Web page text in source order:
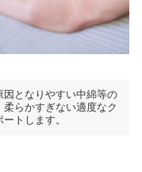
となりやすい中綿等の
らかすぎない適度なク
トします。